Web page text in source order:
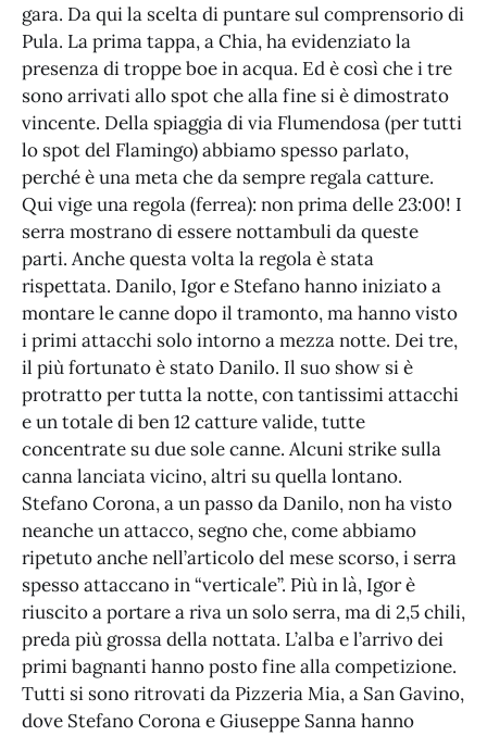
gara. Da qui la scelta di puntare sul comprensorio di
Pula. La prima tappa, a Chia, ha evidenziato la
presenza di troppe boe in acqua. Ed è così che i tre
sono arrivati allo spot che alla fine si è dimostrato
vincente. Della spiaggia di via Flumendosa (per tutti
lo spot del Flamingo) abbiamo spesso parlato,
perché è una meta che da sempre regala catture.
Qui vige una regola (ferrea): non prima delle 23:00! I
serra mostrano di essere nottambuli da queste
parti. Anche questa volta la regola è stata
rispettata. Danilo, Igor e Stefano hanno iniziato a
montare le canne dopo il tramonto, ma hanno visto
i primi attacchi solo intorno a mezza notte. Dei tre,
il più fortunato è stato Danilo. Il suo show si è
protratto per tutta la notte, con tantissimi attacchi
e un totale di ben 12 catture valide, tutte
concentrate su due sole canne. Alcuni strike sulla
canna lanciata vicino, altri su quella lontano.
Stefano Corona, a un passo da Danilo, non ha visto
neanche un attacco, segno che, come abbiamo
ripetuto anche nell’articolo del mese scorso, i serra
spesso attaccano in “verticale”. Più in là, Igor è
riuscito a portare a riva un solo serra, ma di 2,5 chili,
preda più grossa della nottata. L’alba e l’arrivo dei
primi bagnanti hanno posto fine alla competizione.
Tutti si sono ritrovati da Pizzeria Mia, a San Gavino,
dove Stefano Corona e Giuseppe Sanna hanno